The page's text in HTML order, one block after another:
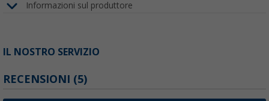
Informazioni sul produttore
IL NOSTRO SERVIZIO
RECENSIONI (5)